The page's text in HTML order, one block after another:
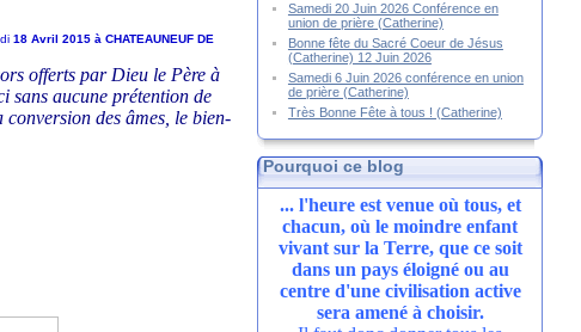
18 Avril 2015 à CHATEAUNEUF DE
offerts par Dieu le Père à
sans aucune prétention de
des âmes, le bien-
Samedi 20 Juin 2026 Conférence en
union de prière (Catherine)
Bonne fête du Sacré Coeur de Jésus
(Catherine) 12 Juin 2026
Samedi 6 Juin 2026 conférence en union
de prière (Catherine)
Très Bonne Fête à tous ! (Catherine)
Pourquoi ce blog
... l'heure est venue où tous, et
chacun, où le moindre enfant
vivant sur la Terre, que ce soit
dans un pays éloigné ou au
centre d'une civilisation active
sera amené à choisir.